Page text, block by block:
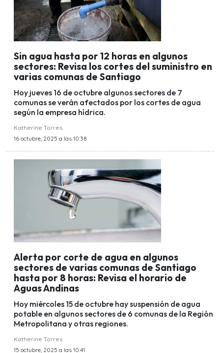
Sin agua hasta por 12 horas en algunos
sectores: Revisa los cortes del suministro en
varias comunas de Santiago
Hoy jueves 16 de octubre algunos sectores de 7
comunas se verán afectados por los cortes de agua
según la empresa hídrica.
Katherine Torres
16 octubre, 2025 a las 10:38
Alerta por corte de agua en algunos
sectores de varias comunas de Santiago
hasta por 8 horas: Revisa el horario de
Aguas Andinas
Hoy miércoles 15 de octubre hay suspensión de agua
potable en algunos sectores de 6 comunas de la Región
Metropolitana y otras regiones.
Katherine Torres
15 octubre, 2025 a las 10:41